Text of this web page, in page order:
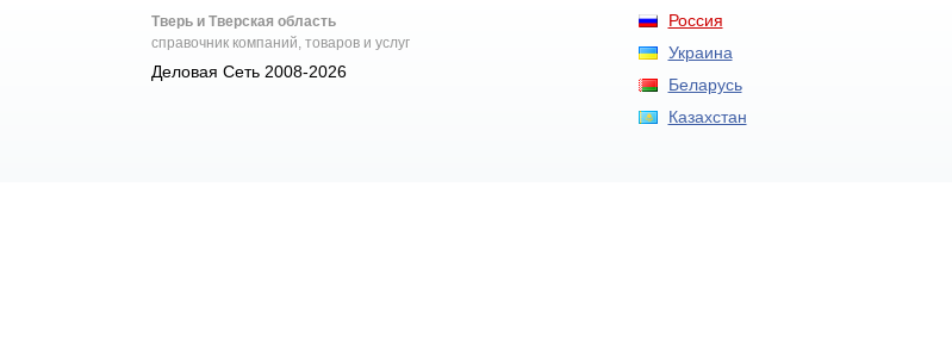
Россия
Украина
Беларусь
Казахстан
Тверь и Тверская область
справочник компаний, товаров и услуг
Деловая Сеть 2008-2026